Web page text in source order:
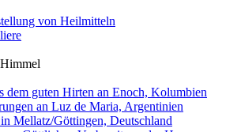
von Heilmitteln
dem guten Hirten an Enoch, Kolumbien
an Luz de Maria, Argentinien
Mellatz/Göttingen, Deutschland